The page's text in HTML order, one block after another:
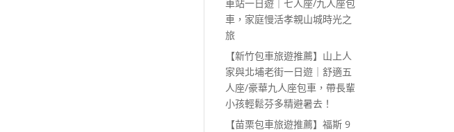
車站一日遊｜七人座/九人座包
車，家庭慢活孝親山城時光之
旅
【新竹包車旅遊推薦】山上人
家與北埔老街一日遊｜舒適五
人座/豪華九人座包車，帶長輩
小孩輕鬆芬多精避暑去！
【苗栗包車旅遊推薦】福斯 9